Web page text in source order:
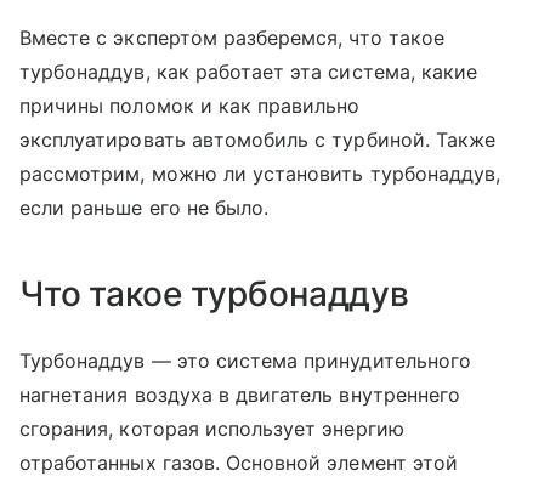
Вместе с экспертом разберемся, что такое
турбонаддув, как работает эта система, какие
причины поломок и как правильно
эксплуатировать автомобиль с турбиной. Также
рассмотрим, можно ли установить турбонаддув,
если раньше его не было.
Что такое турбонаддув
Турбонаддув — это система принудительного
нагнетания воздуха в двигатель внутреннего
сгорания, которая использует энергию
отработанных газов. Основной элемент этой